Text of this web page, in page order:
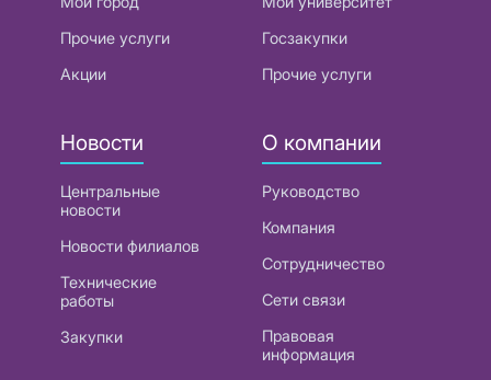
Прочие услуги
Акции
Госзакупки
Прочие услуги
Новости
Центральные
новости
Новости филиалов
Технические
работы
Закупки
О компании
Руководство
Компания
Сотрудничество
Сети связи
Правовая
информация